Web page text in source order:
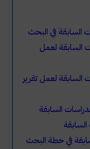
السابقة في البحث
السابقة لعمل
لعمل تقرير
السابقة
في خطة البحث